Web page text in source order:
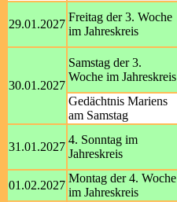
29.01.2027
Freitag der 3. Woche
im Jahreskreis
30.01.2027
Samstag der 3.
Woche im Jahreskreis
Gedächtnis Mariens
am Samstag
31.01.2027
4. Sonntag im
Jahreskreis
01.02.2027
Montag der 4. Woche
im Jahreskreis